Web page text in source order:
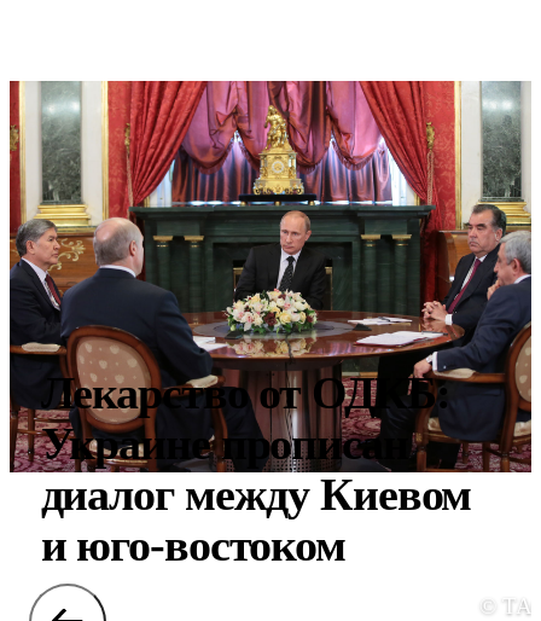
Лекарство от ОДКБ:
Украине прописан
диалог между Киевом
и юго-востоком
©